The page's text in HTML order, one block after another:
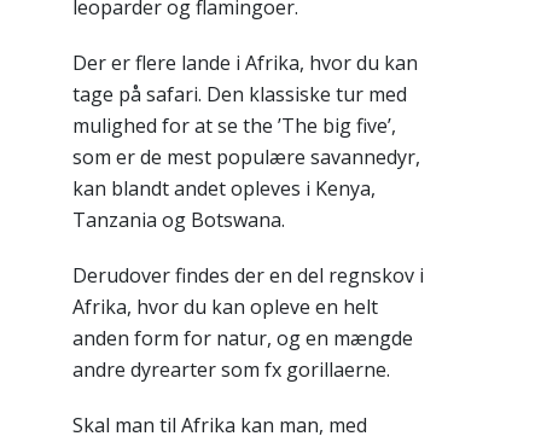
leoparder og flamingoer.
Der er flere lande i Afrika, hvor du kan
tage på safari. Den klassiske tur med
mulighed for at se the ’The big five’,
som er de mest populære savannedyr,
kan blandt andet opleves i Kenya,
Tanzania og Botswana.
Derudover findes der en del regnskov i
Afrika, hvor du kan opleve en helt
anden form for natur, og en mængde
andre dyrearter som fx gorillaerne.
Skal man til Afrika kan man, med